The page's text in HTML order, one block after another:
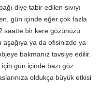
diye tabir edilen sıvıyı
gün içinde eğer çok fazla
saatte bir kere gözünüzü
ya da ofisinizde ya
bakmanız tavsiye edilir.
için gün içinde bazı göz
oldukça büyük etkisi